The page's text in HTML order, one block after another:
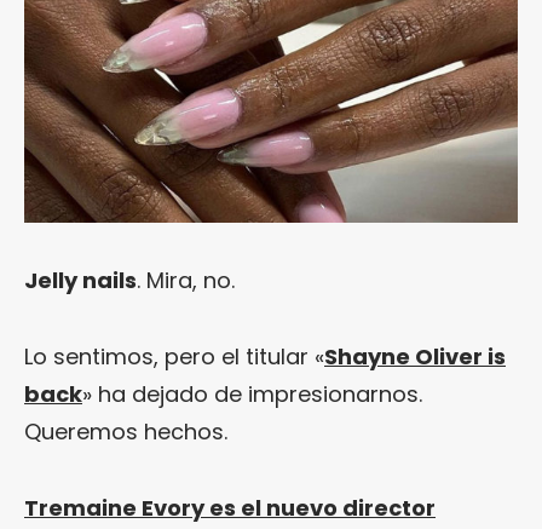
Jelly nails. Mira, no.
Lo sentimos, pero el titular «Shayne Oliver is
back» ha dejado de impresionarnos.
Queremos hechos.
Tremaine Evory es el nuevo director